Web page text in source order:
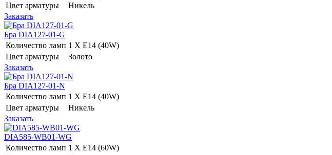
Цвет арматуры
Никель
Заказать
Бра DIA127-01-G
Количество ламп 1 Х E14 (40W)
Цвет арматуры
Золото
Заказать
Бра DIA127-01-N
Количество ламп 1 Х E14 (40W)
Цвет арматуры
Никель
Заказать
DIA585-WB01-WG
Количество ламп 1 Х E14 (60W)